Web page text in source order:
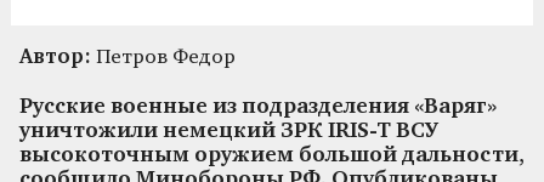
Автор: Петров Федор
Русские военные из подразделения «Варяг»
уничтожили немецкий ЗРК IRIS-T ВСУ
высокоточным оружием большой дальности,